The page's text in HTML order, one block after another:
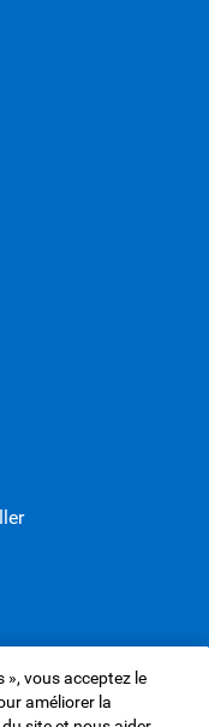
Inc.,©1995-2026
et Sécurité
», vous acceptez le
améliorer la